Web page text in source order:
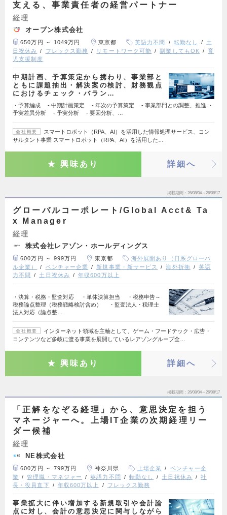
支える、事業責任者の経営パートナー
経理
オープン株式会社
650万円 ～ 1049万円 東京都 英語力不問 転勤なし
土
日祝休み
フレックス勤務 リモートワーク可能 副業してもOK
育
児支援制度
中期計画、予算策定から携わり、事業部と
ともに課題抽出・解決案の検討、財務観点
におけるチェック・バラン…
・予算編成 - 中期計画策定 - 年次の予算策定 - 事業部門との調整、推進 ・
予実差異分析 - 予実分析 - 要因分析、…
会社概要
スマートロボット（RPA、AI）を活用した情報処理サービス、コン
サルタント事業 スマートロボット（RPA、AI）を活用した…
興味あり 詳細へ
掲載期間 26/08/04～26/08/17
グローバルコーポレート/Global Acct& Ta
x Manager
経理
株式会社レアゾン・ホールディングス
600万円 ～ 999万円 東京都
海外展開あり（日系グローバ
ル企業）
ベンチャー企業 新規事業・新サービス 海外折衝
英語
力不問
土日祝休み 年収600万以上
・決算・税務・監査対応 ・単体決算担当 ・税務申告～
税務論点整理（税務戦略検討含め） ・監査法人・税理士
法人対応（論点整…
会社概要
インターネット領域を主軸として、ゲーム・フードテック・広告・
コンテンツなど多岐に渡る事業を展開しているレアゾングループ全…
興味あり 詳細へ
掲載期間 26/08/04～26/08/17
「正解をなぞる経理」から、意思決定を担う
マネージャーへ。上場IT企業の次期経理リー
ダー候補
経理
NE株式会社
600万円 ～ 799万円 神奈川県 上場企業
ベンチャー企
業
管理職・マネジャー 英語力不問 転勤なし 土日祝休み
社
長・役員直下
年収600万以上 フレックス勤務
事業拡大に伴い増加する新規取引や会計論
点に対し、会計の意思決定に関与しながら